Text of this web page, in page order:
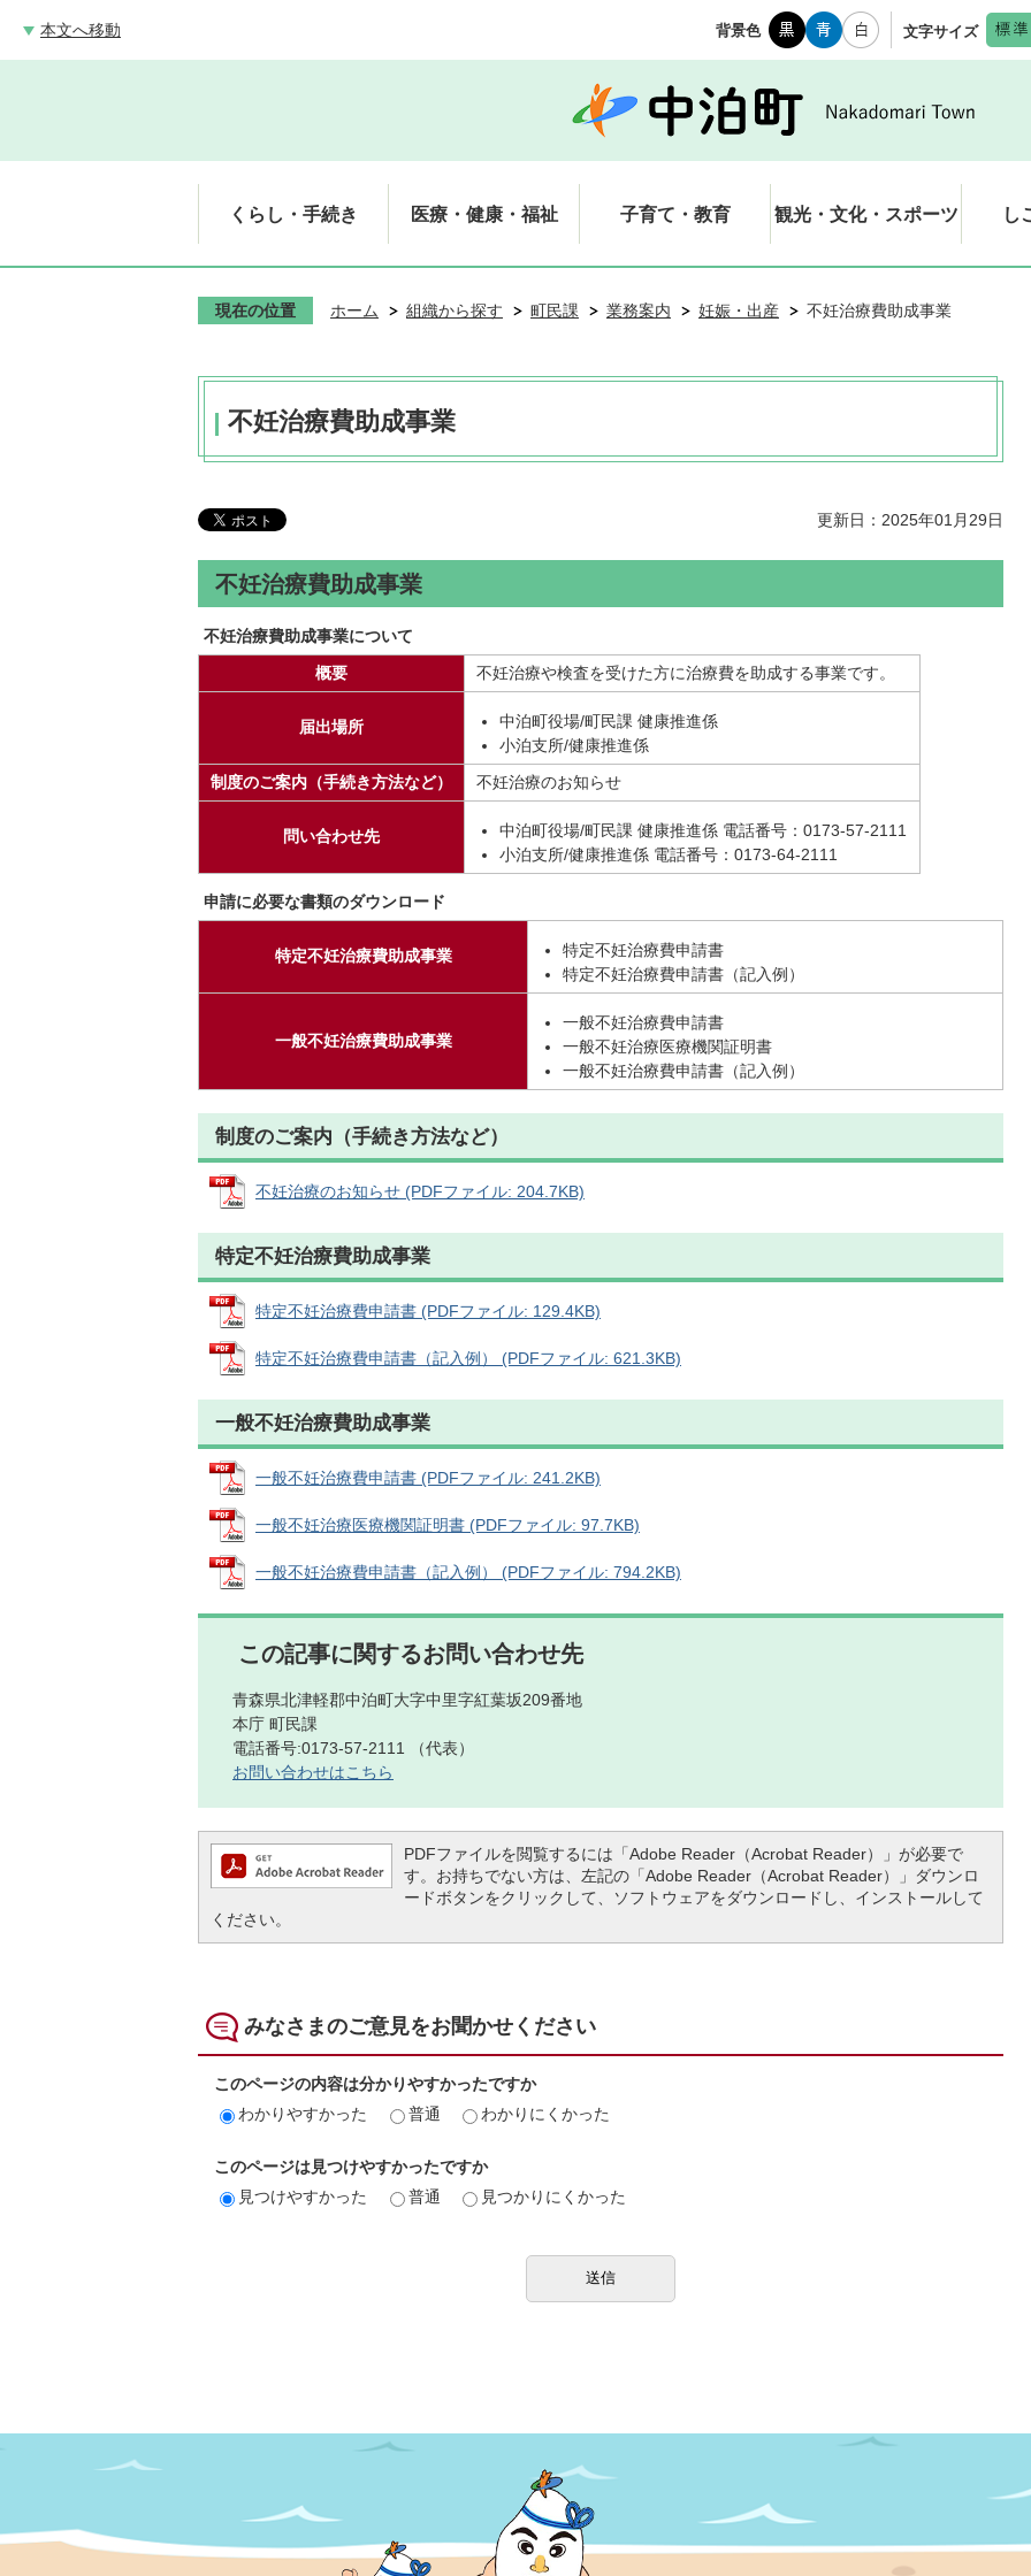
本文へ移動 背景色 文字サイズ
くらし・手続き 医療・健康・福祉 子育て・教育 観光・文化・スポーツ し
現在の位置 ホーム 組織から探す 町民課 業務案内 妊娠・出産 不妊治療費助成事業
不妊治療費助成事業
更新日：2025年01月29日
不妊治療費助成事業
不妊治療費助成事業について
概要
不妊治療や検査を受けた方に治療費を助成する事業です。
届出場所
中泊町役場/町民課 健康推進係
小泊支所/健康推進係
制度のご案内（手続き方法など）
不妊治療のお知らせ
問い合わせ先
中泊町役場/町民課 健康推進係 電話番号：0173-57-2111
小泊支所/健康推進係 電話番号：0173-64-2111
申請に必要な書類のダウンロード
特定不妊治療費助成事業
特定不妊治療費申請書
特定不妊治療費申請書（記入例）
一般不妊治療費助成事業
一般不妊治療費申請書
一般不妊治療医療機関証明書
一般不妊治療費申請書（記入例）
制度のご案内（手続き方法など）
不妊治療のお知らせ (PDFファイル: 204.7KB)
特定不妊治療費助成事業
特定不妊治療費申請書 (PDFファイル: 129.4KB)
特定不妊治療費申請書（記入例） (PDFファイル: 621.3KB)
一般不妊治療費助成事業
一般不妊治療費申請書 (PDFファイル: 241.2KB)
一般不妊治療医療機関証明書 (PDFファイル: 97.7KB)
一般不妊治療費申請書（記入例） (PDFファイル: 794.2KB)
この記事に関するお問い合わせ先
青森県北津軽郡中泊町大字中里字紅葉坂209番地
本庁 町民課
電話番号:0173-57-2111 （代表）
お問い合わせはこちら
PDFファイルを閲覧するには「Adobe Reader（Acrobat Reader）」が必要で
す。お持ちでない方は、左記の「Adobe Reader（Acrobat Reader）」ダウンロ
ードボタンをクリックして、ソフトウェアをダウンロードし、インストールして
ください。
みなさまのご意見をお聞かせください
このページの内容は分かりやすかったですか
わかりやすかった
普通 わかりにくかった
このページは見つけやすかったですか
見つけやすかった
普通 見つかりにくかった